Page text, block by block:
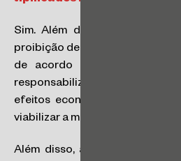
Sim. Além das alterações no
proibição de contratar com o
de acordo com a conduta),
responsabilização de
efeitos econômicos e sociais
viabilizar a manutenção de
Além disso, a